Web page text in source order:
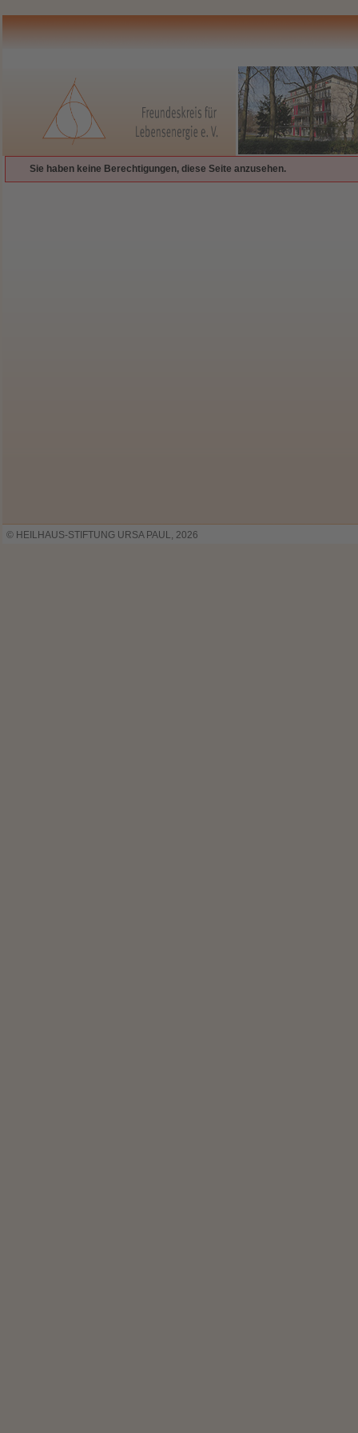
Sie haben keine Berechtigungen, diese Seite anzusehen.
© HEILHAUS-STIFTUNG URSA PAUL, 2026